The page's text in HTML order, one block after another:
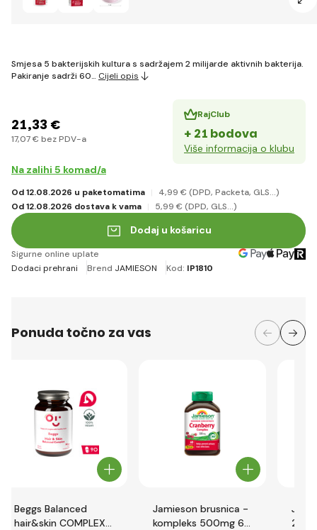
Smjesa 5 bakterijskih kultura s sadržajem 2 milijarde aktivnih bakterija.
Pakiranje sadrži 60… Cijeli opis
21,33 €
17,07 € bez PDV-a
RajClub
+ 21 bodova
Više informacija o klubu
Na zalihi 5 komad/a
Od 12.08.2026 u paketomatima 4,99 € (DPD, Packeta, GLS...)
Od 12.08.2026 dostava k vama
5,99 € (DPD, GLS...)
Dodaj u košaricu
Sigurne online uplate
Dodaci prehrani
Brend JAMIESON Kod: IP1810
Ponuda točno za vas
Beggs Balanced
hair&skin COMPLEX
Jamieson brusnica -
kompleks 500mg 60